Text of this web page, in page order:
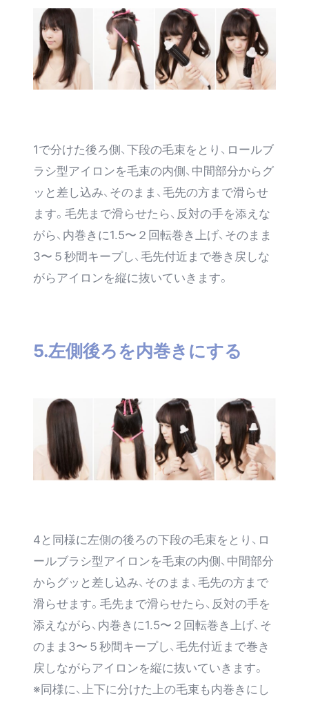
1で分けた後ろ側、下段の毛束をとり、ロールブ
ラシ型アイロンを毛束の内側、中間部分からグ
ッと差し込み、そのまま、毛先の方まで滑らせ
ます。毛先まで滑らせたら、反対の手を添えな
がら、内巻きに1.5〜２回転巻き上げ、そのまま
3〜５秒間キープし、毛先付近まで巻き戻しな
がらアイロンを縦に抜いていきます。
5.左側後ろを内巻きにする
4と同様に左側の後ろの下段の毛束をとり、ロ
ールブラシ型アイロンを毛束の内側、中間部分
からグッと差し込み、そのまま、毛先の方まで
滑らせます。毛先まで滑らせたら、反対の手を
添えながら、内巻きに1.5〜２回転巻き上げ、そ
のまま3〜５秒間キープし、毛先付近まで巻き
戻しながらアイロンを縦に抜いていきます。
※同様に、上下に分けた上の毛束も内巻きにし